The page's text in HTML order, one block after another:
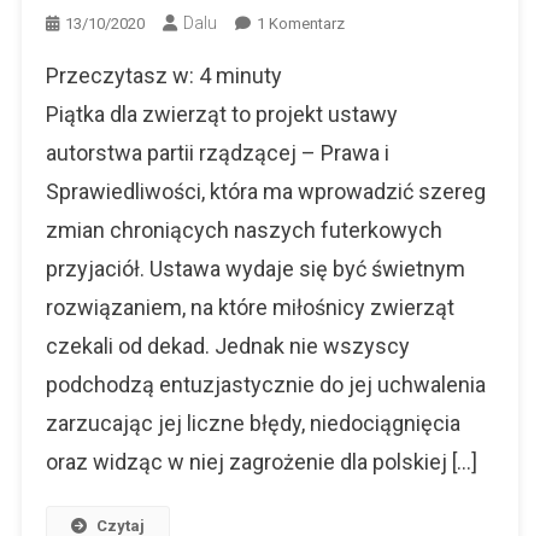
13/10/2020 Dalu 1 KomentarzDo
Zwierząt
Pierwsza
Dobra
Przeczytasz w: 4 minuty
Piątka dla zwierząt to projekt ustawy
autorstwa partii rządzącej – Prawa i
Sprawiedliwości, która ma wprowadzić szereg
zmian chroniących naszych futerkowych
przyjaciół. Ustawa wydaje się być świetnym
rozwiązaniem, na które miłośnicy zwierząt
czekali od dekad. Jednak nie wszyscy
podchodzą entuzjastycznie do jej uchwalenia
zarzucając jej liczne błędy, niedociągnięcia
oraz widząc w niej zagrożenie dla polskiej […]
Czytaj